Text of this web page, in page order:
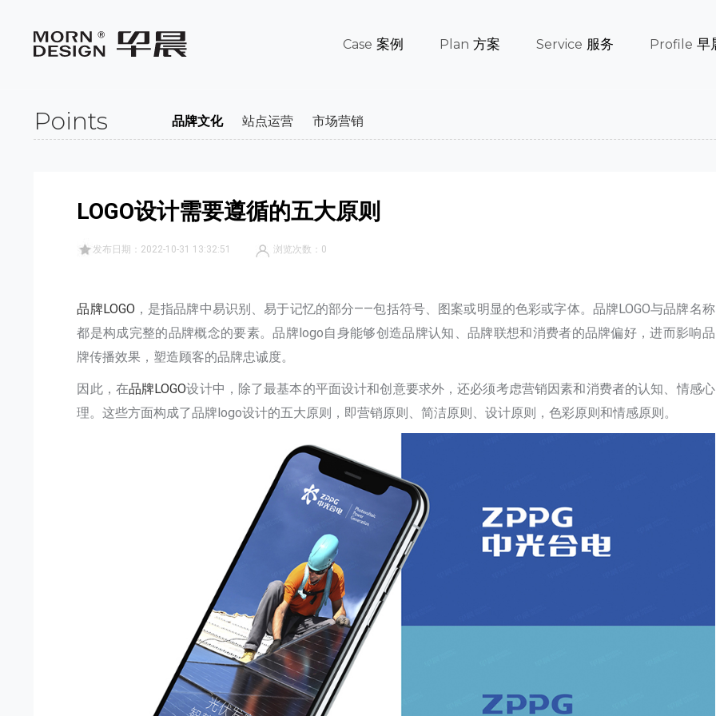
Case 案例 Plan 方案 Service 服务 Profile 早
Points 品牌文化 站点运营 市场营销
LOGO设计需要遵循的五大原则
发布日期：2022-10-31 13:32:51 浏览次数： 0
品牌LOGO，是指品牌中易识别、易于记忆的部分——包括符号、图案或明显的色彩或字体。品牌LOGO与品牌名称
都是构成完整的品牌概念的要素。品牌logo自身能够创造品牌认知、品牌联想和消费者的品牌偏好，进而影响品
牌传播效果，塑造顾客的品牌忠诚度。
因此，在品牌LOGO设计中，除了最基本的平面设计和创意要求外，还必须考虑营销因素和消费者的认知、情感心
理。这些方面构成了品牌logo设计的五大原则，即营销原则、简洁原则、设计原则，色彩原则和情感原则。